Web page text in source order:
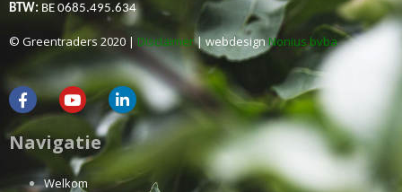
BTW: BE 0685.495.634
© Greentraders 2020 | Disclaimer| webdesignNonius bvba
Navigatie
Welkom